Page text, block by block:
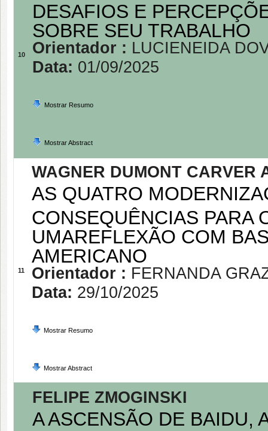
10
DESAFIOS E
SOBRE SEU TRABALHO
Orientador : LUCIENEIDA
Data: 01/09/2025
Mostrar Resumo
Mostrar Abstract
11
WAGNER DUMONT CARVER
AS QUATRO
CONSEQUÊNCIAS PARA
UMAREFLEXÃO COM
AMERICANO
Orientador : FERNANDA
Data: 29/10/2025
Mostrar Resumo
Mostrar Abstract
FELIPE ZMOGINSKI
A ASCENSÃO DE BAIDU,